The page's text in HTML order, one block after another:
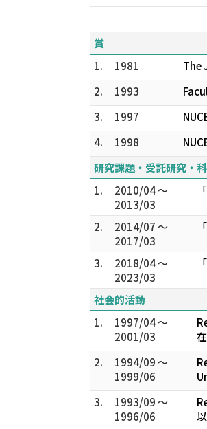
賞
1.
1981
The
2.
1993
3.
1997
4.
1998
研究課題・受託研究・
1.
2010/04 ～
2013/03
2.
2014/07 ～
2017/03
3.
2018/04 ～
2023/03
社会的活動
1.
1997/04 ～
2001/03
2.
1994/09 ～
1999/06
3.
1993/09 ～
1996/06